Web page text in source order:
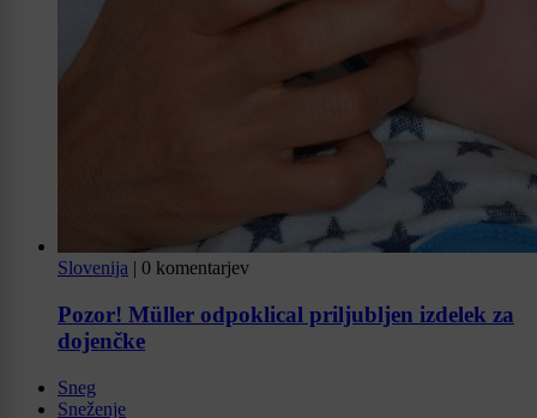
Slovenija 0 komentarjev
Pozor! Müller odpoklical priljubljen izdelek za
dojenčke
Sneg
Sneženje